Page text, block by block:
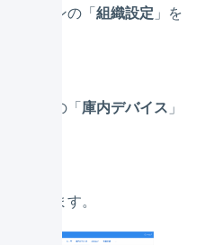
ーションの「組織設定 」を
ジョンの「庫内デバイス 」
」を押します。